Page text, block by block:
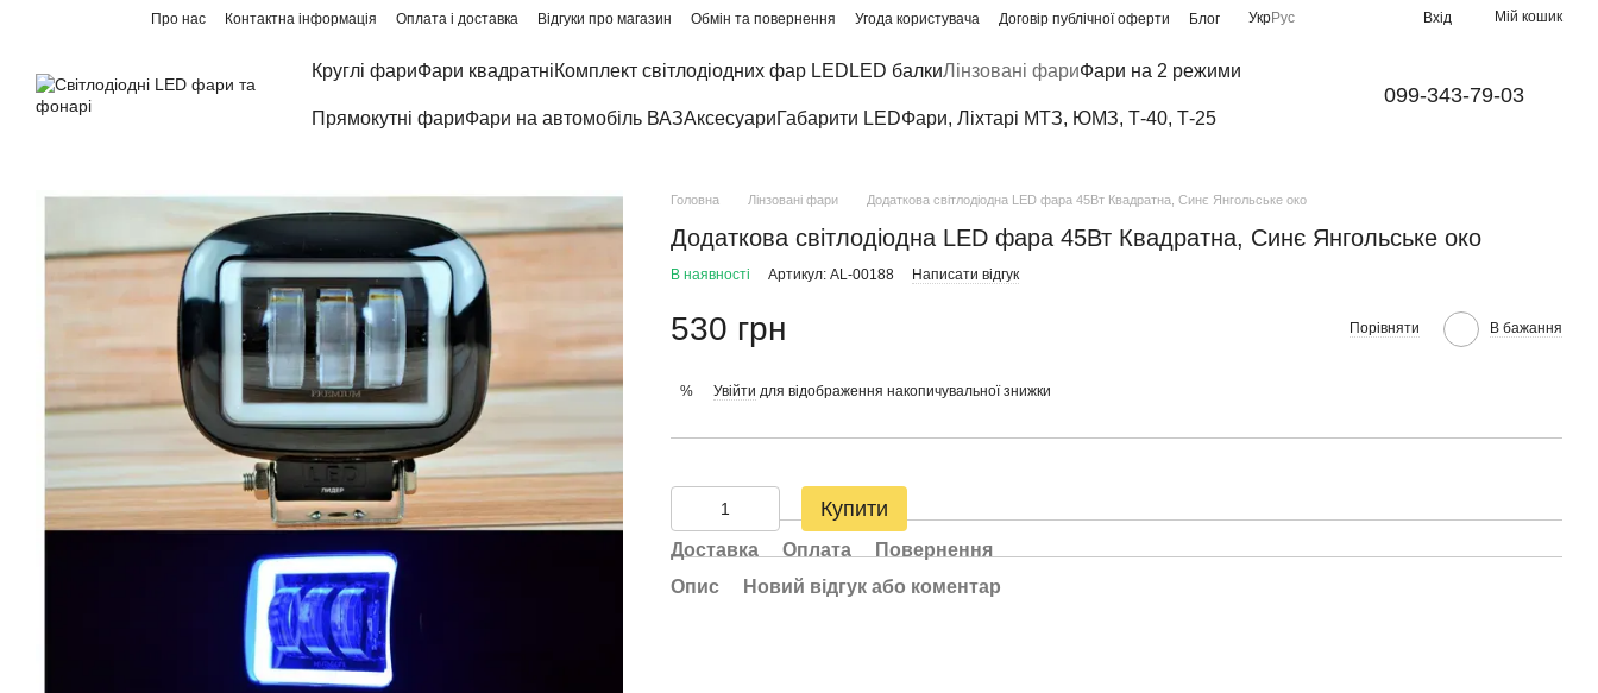
Перейти до основного контенту
Про нас Контактна інформація Оплата і доставка Відгуки про магазин Обмін та повернення Угода користувача Договір публічної оферти Блог УкрРус Вхід Мій кошик
Круглі фариФари квадратніКомплект світлодіодних фар LED LED балкиЛінзовані фариФари на 2 режими
Прямокутні фариФари на автомобіль ВАЗАксесуариГабарити LEDФари, Ліхтарі МТЗ, ЮМЗ, Т-40, Т-25
099-343-79-03
Головна Лінзовані фари Додаткова світлодіодна LED фара 45Вт Квадратна, Синє Янгольське око
Додаткова світлодіодна LED фара 45Вт Квадратна, Синє Янгольське око
В наявності Артикул: AL-00188 Написати відгук
530 грн Порівняти В бажання
% Увійти для відображення накопичувальної знижки
Купити
Доставка Оплата
Повернення
Опис
Новий відгук або коментар